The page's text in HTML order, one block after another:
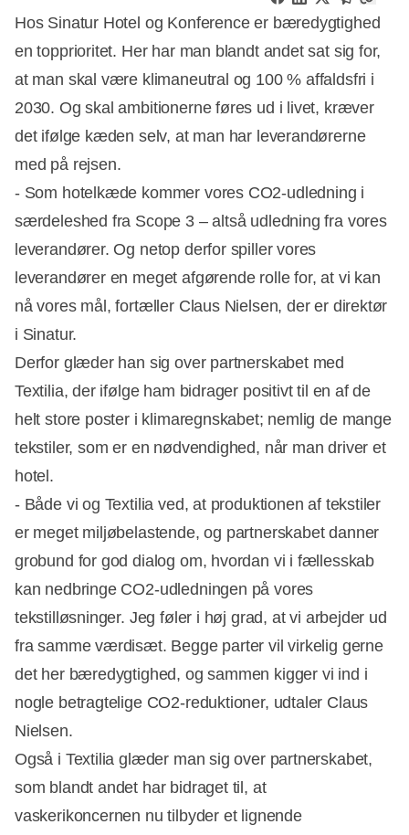
Hos Sinatur Hotel og Konference er bæredygtighed
en topprioritet. Her har man blandt andet sat sig for,
at man skal være klimaneutral og 100 % affaldsfri i
2030. Og skal ambitionerne føres ud i livet, kræver
det ifølge kæden selv, at man har leverandørerne
med på rejsen.
- Som hotelkæde kommer vores CO2-udledning i
særdeleshed fra Scope 3 – altså udledning fra vores
leverandører. Og netop derfor spiller vores
leverandører en meget afgørende rolle for, at vi kan
nå vores mål, fortæller Claus Nielsen, der er direktør
i Sinatur.
Derfor glæder han sig over partnerskabet med
Textilia, der ifølge ham bidrager positivt til en af de
helt store poster i klimaregnskabet; nemlig de mange
tekstiler, som er en nødvendighed, når man driver et
hotel.
- Både vi og Textilia ved, at produktionen af tekstiler
er meget miljøbelastende, og partnerskabet danner
grobund for god dialog om, hvordan vi i fællesskab
kan nedbringe CO2-udledningen på vores
tekstilløsninger. Jeg føler i høj grad, at vi arbejder ud
fra samme værdisæt. Begge parter vil virkelig gerne
det her bæredygtighed, og sammen kigger vi ind i
nogle betragtelige CO2-reduktioner, udtaler Claus
Nielsen.
Også i Textilia glæder man sig over partnerskabet,
som blandt andet har bidraget til, at
vaskerikoncernen nu tilbyder et lignende